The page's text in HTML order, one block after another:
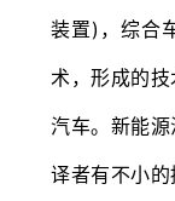
装置)，综合
术，形成的
汽车。新能
译者有不小